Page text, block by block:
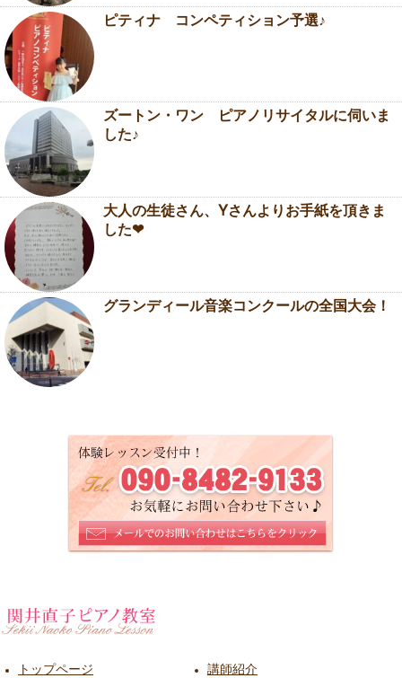
ピティナ コンペティション予選♪
ズートン・ワン ピアノリサイタルに伺いま
した♪
大人の生徒さん、Yさんよりお手紙を頂きま
した❤
グランディール音楽コンクールの全国大会！
トップページ 講師紹介